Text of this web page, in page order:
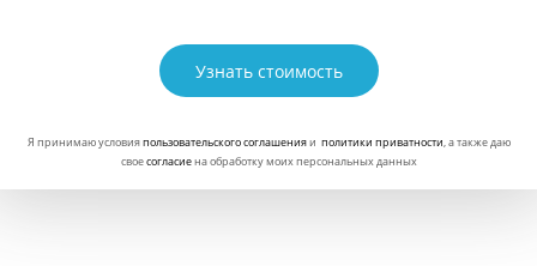
Узнать стоимость
Я принимаю условияпользовательского соглашенияи политики приватности, а также даю
своесогласиена обработку моих персональных данных